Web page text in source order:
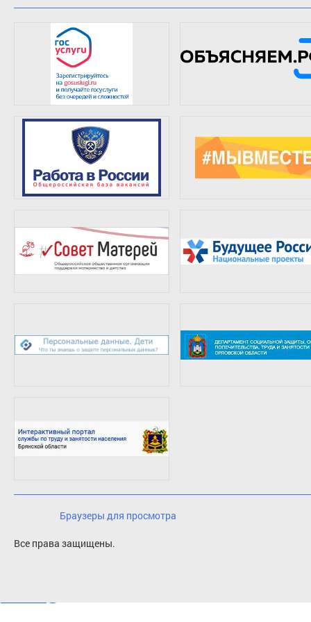
Браузеры для просмотра
Все права защищены.